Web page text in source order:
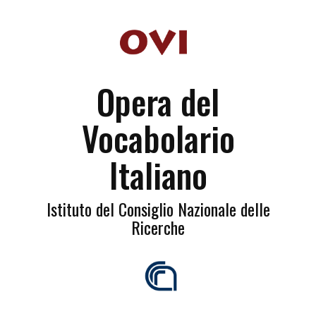
Opera del
Vocabolario
Italiano
Istituto del Consiglio Nazionale delle
Ricerche